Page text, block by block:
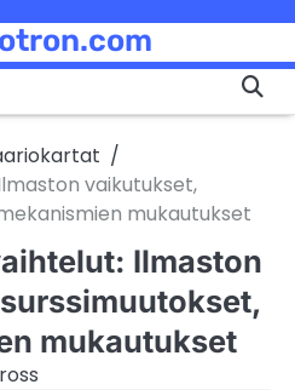
vaikutukset,
mukautukset
Ilmaston
mukautukset